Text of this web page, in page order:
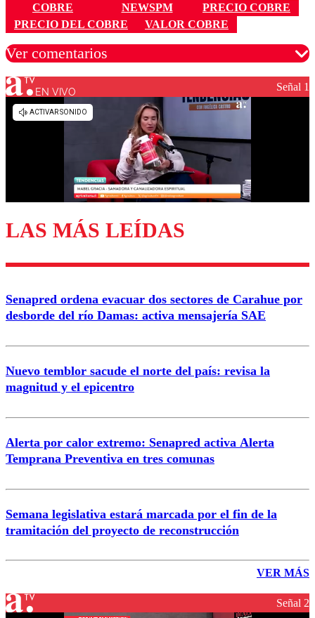
COBRE
NEWSPM
PRECIO COBRE
PRECIO DEL COBRE
VALOR COBRE
Ver comentarios
Los comentarios son moderados para garantizar un
diálogo respetuoso.
Enviar comentario
EN VIVO Señal 1
LAS MÁS LEÍDAS
Senapred ordena evacuar dos sectores de Carahue por
desborde del río Damas: activa mensajería SAE
Nuevo temblor sacude el norte del país: revisa la
magnitud y el epicentro
Alerta por calor extremo: Senapred activa Alerta
Temprana Preventiva en tres comunas
Semana legislativa estará marcada por el fin de la
tramitación del proyecto de reconstrucción
VER MÁS
Señal 2